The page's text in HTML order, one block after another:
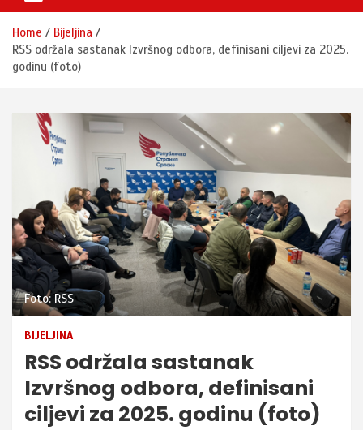
Home
Bijeljina
RSS održala sastanak Izvršnog odbora, definisani ciljevi za 2025.
godinu (foto)
Foto: RSS
BIJELJINA
RSS održala sastanak
Izvršnog odbora, definisani
ciljevi za 2025. godinu (foto)